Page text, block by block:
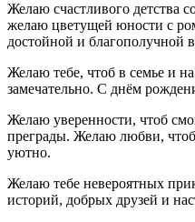
Желаю счастливого детства
желаю цветущей юности с
достойной и благополучной
Желаю тебе, чтоб в семье и
замечательно. С днём
Желаю уверенности, чтоб
преграды. Желаю любви,
уютно.
Желаю тебе невероятных
историй, добрых друзей и